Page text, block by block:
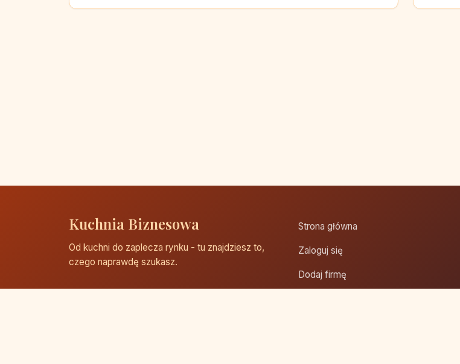
Kuchnia Biznesowa
Od kuchni do zaplecza rynku - tu znajdziesz to,
czego naprawdę szukasz.
Strona główna
Zaloguj się
Dodaj firmę